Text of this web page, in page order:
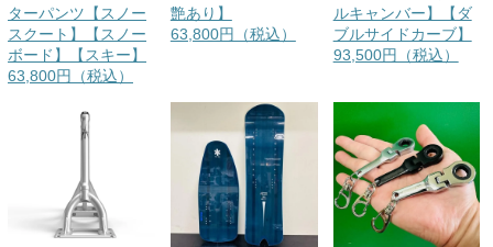
ターパンツ【スノー
スクート】【スノー
ボード】【スキー】
63,800円（税込）
艶あり】
63,800円（税込）
ルキャンバー】【ダ
ブルサイドカーブ】
93,500円（税込）